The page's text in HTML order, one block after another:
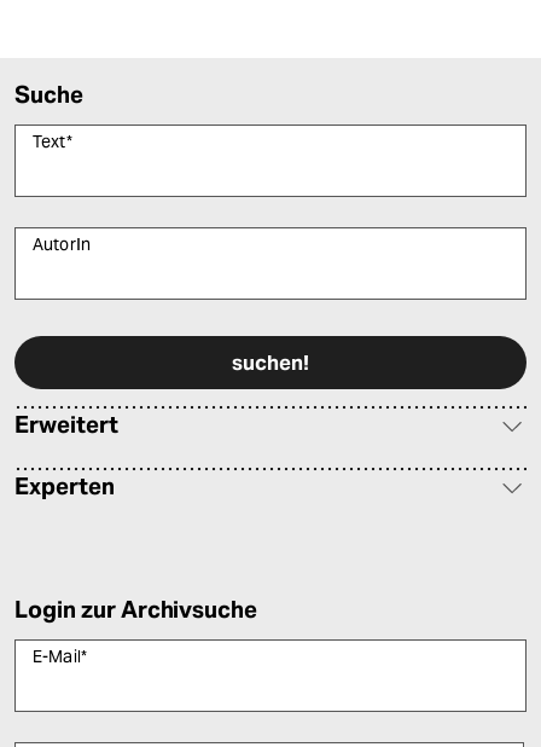
Suche
Text*
AutorIn
Erweitert
Experten
Login zur Archivsuche
E-Mail*